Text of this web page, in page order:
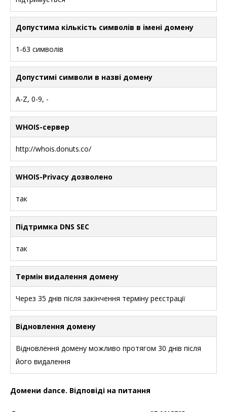
Допустима кількість символів в імені домену
1-63 символів
Допустимі символи в назві домену
A-Z, 0-9, -
WHOIS-сервер
http://whois.donuts.co/
WHOIS-Privacy дозволено
так
Підтримка DNS SEC
так
Термін видалення домену
Через 35 днів після закінчення терміну реєстрації
Відновлення домену
Відновлення домену можливо протягом 30 днів після
його видалення
Домени dance. Відповіді на питання